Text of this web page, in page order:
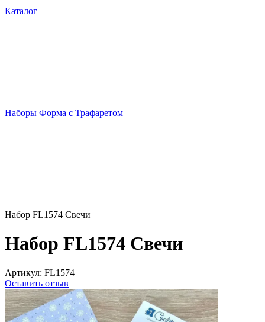
Каталог
Наборы Форма с Трафаретом
Набор FL1574 Свечи
Набор FL1574 Свечи
Артикул: FL1574
Оставить отзыв